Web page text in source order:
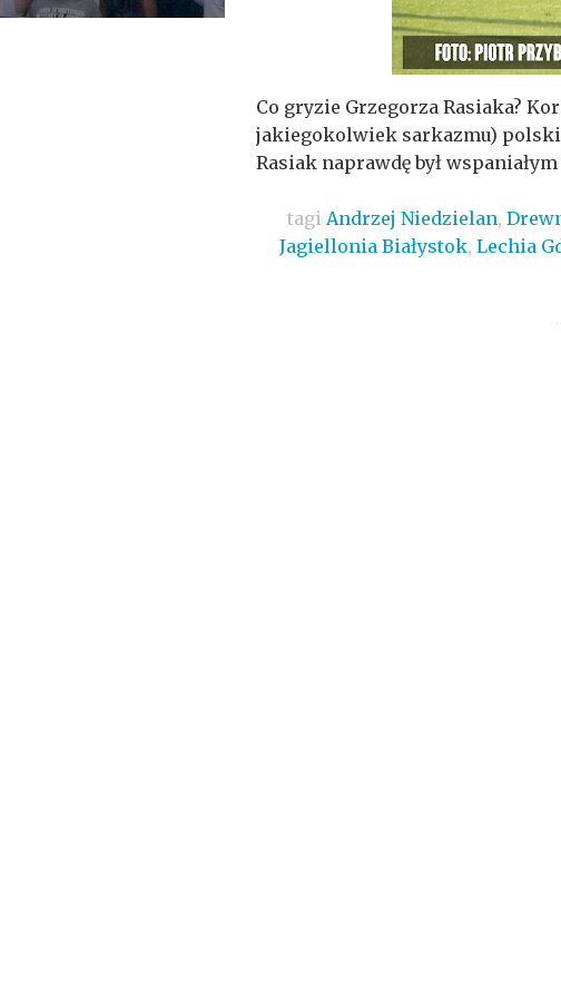
Co gryzie Grzegorza Rasiaka?
jakiegokolwiek sarkazmu)
Rasiak naprawdę był
tagi Andrzej Niedzielan,
Jagiellonia Białystok, Lechia